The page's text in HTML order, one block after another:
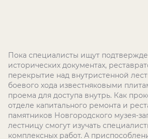
Пока специалисты ищут
исторических документах,
перекрытие над внутристенной
боевого хода известняковыми
проема для доступа внутрь. Как
отделе капитального ремонта и
памятников Новгородского музея-
лестницу смогут изучать
комплексных работ. А